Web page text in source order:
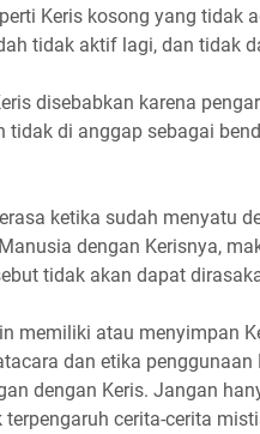
Keris kosong yang tidak
tidak aktif lagi, dan tidak
disebabkan karena
tidak di anggap sebagai
ketika sudah menyatu
dengan Kerisnya,
tidak akan dapat
memiliki atau menyimpan
dan etika penggunaan
dengan Keris. Jangan
cerita-cerita